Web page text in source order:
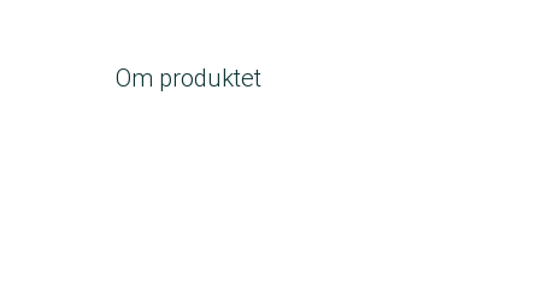
Om produktet